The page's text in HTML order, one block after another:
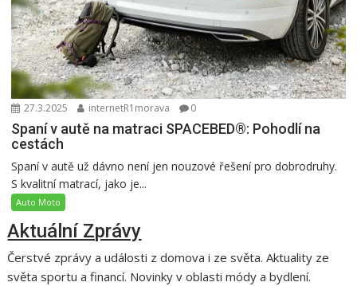
27.3.2025 internetR1morava 0
Spaní v autě na matraci SPACEBED®: Pohodlí na
cestách
Spaní v autě už dávno není jen nouzové řešení pro dobrodruhy.
S kvalitní matrací, jako je...
Auto Moto
Aktuální Zprávy
Čerstvé zprávy a události z domova i ze světa. Aktuality ze
světa sportu a financí. Novinky v oblasti módy a bydlení.